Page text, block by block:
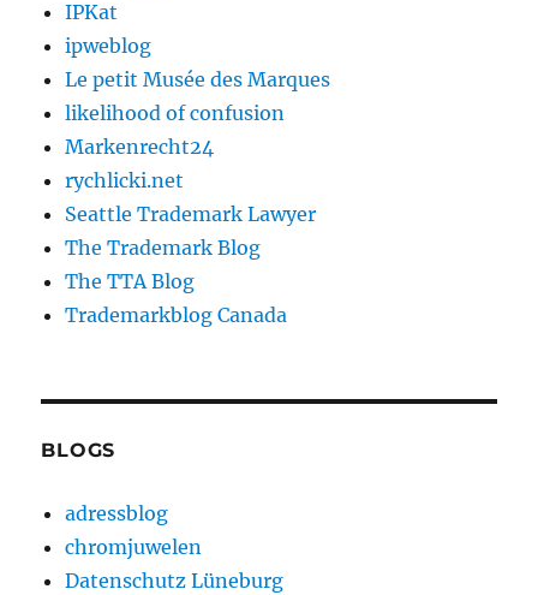
IPKat
ipweblog
Le petit Musée des Marques
likelihood of confusion
Markenrecht24
rychlicki.net
Seattle Trademark Lawyer
The Trademark Blog
The TTA Blog
Trademarkblog Canada
BLOGS
adressblog
chromjuwelen
Datenschutz Lüneburg